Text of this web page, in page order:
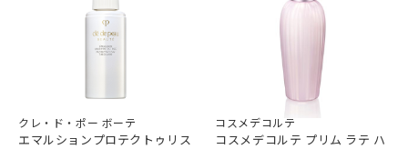
クレ・ド・ポー ボーテ
エマルションプロテクトゥリス
コスメデコルテ
コスメデコルテ プリム ラテ ハ